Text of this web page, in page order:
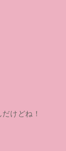
けどね！